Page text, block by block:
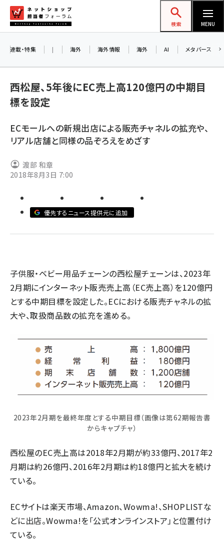
ン
ネットショップ担当者フォーラム
検索 MENU
yahoo (1896)
ecbeing (1204)
base (1068)
連載・特集 | 海外 海外情報 海外 AI メタバース
西松屋、5年後にEC売上高120億円の中期目
標を設定
ECモールへの新規出店による販売チャネルの拡充や、
リアル店舗と同様の品ぞろえをめざす
渡部 和章
2018年8月3日 7:00
優先するニュース提供元に追加
子供服・ベビー用品チェーンの西松屋チェーンは、2023年
2月期にインターネット販売売上高（EC売上高）を120億円
とする中期目標を設定した。ECにおける販売チャネルの拡
大や、取扱商品数の拡充を進める。
2023年2月期を最終年度とする中期目標（画像は第62期報告書
からキャプチャ）
西松屋のEC売上高は2018年2月期が約33億円、2017年2
月期は約26億円、2016年2月期は約18億円と拡大を続け
ている。
ECサイトは楽天市場、Amazon、Wowma!、SHOPLISTな
どに出店。Wowma!を「公式オンラインストア」と位置付け
ている。